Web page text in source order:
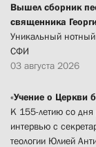
Вышел сборник
священника
Уникальный нотный
СФИ
03 августа 2026
«Учение о Церкви
К 155-летию со дня
интервью с
теологии Юлией